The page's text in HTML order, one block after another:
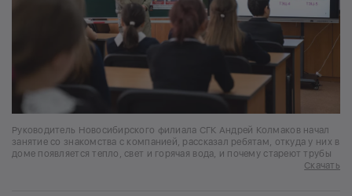
Руководитель Новосибирского филиала СГК Андрей Колмаков начал
занятие со знакомства с компанией, рассказал ребятам, откуда у них в
доме появляется тепло, свет и горячая вода, и почему стареют трубы
Скачать